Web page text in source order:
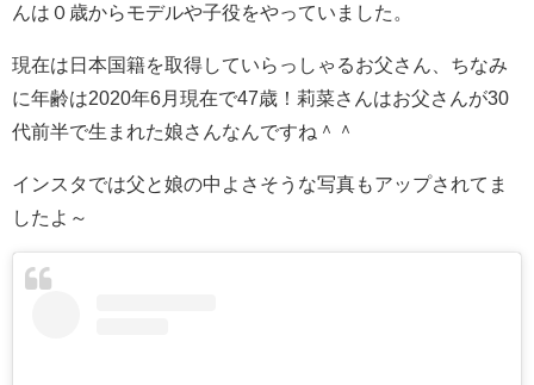
んは０歳からモデルや子役をやっていました。
現在は日本国籍を取得していらっしゃるお父さん、ちなみ
に年齢は2020年6月現在で47歳！莉菜さんはお父さんが30
代前半で生まれた娘さんなんですね＾＾
インスタでは父と娘の中よさそうな写真もアップされてま
したよ～